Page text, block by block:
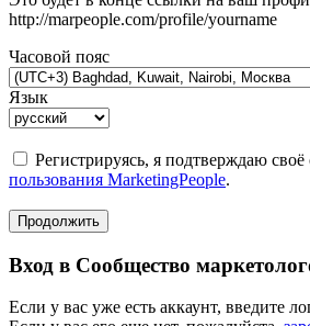
http://marpeople.com/profile/yourname
Часовой пояс
Язык
Регистрируясь, я подтверждаю своё
пользования MarketingPeople.
Продолжить
Вход в Сообщество
Если у вас уже есть аккаунт, введите